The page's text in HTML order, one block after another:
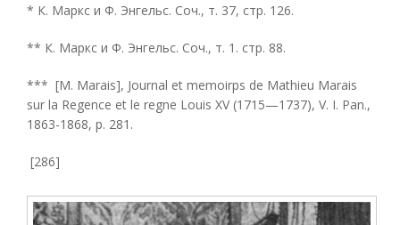
* К. Маркс и Ф. Энгельс. Соч., т. 37, стр. 126.
** К. Маркс и Ф. Энгельс. Соч., т. 1. стр. 88.
*** [М. Marais], Journal et memoirps de Mathieu Marais
sur la Regence et le regne Louis XV (1715—1737), V. I. Pan.,
1863-1868, p. 281.
[286]